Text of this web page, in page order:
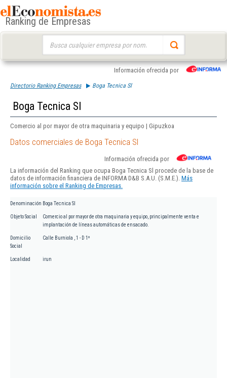
Ranking de Empresas
Información ofrecida por
Directorio Ranking Empresas Boga Tecnica Sl
Boga Tecnica Sl
Comercio al por mayor de otra maquinaria y equipo | Gipuzkoa
Datos comerciales de Boga Tecnica Sl
Información ofrecida por
La información del Ranking que ocupa Boga Tecnica Sl procede de la base de
datos de información financiera de INFORMA D&B S.A.U. (S.M.E.). Más
información sobre el Ranking de Empresas.
Denominación Boga Tecnica Sl
Objeto Social
Comercio al por mayor de otra maquinaria y equipo, principalmente venta e
implantación de líneas automáticas de ensacado.
Domicilio
Social
Calle Burniola , 1 - D 1º
Localidad irun